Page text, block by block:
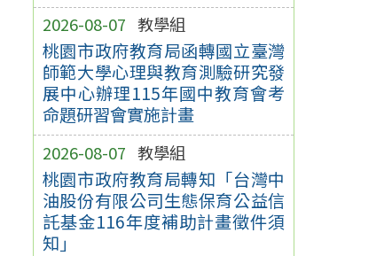
2026-08-07 教學組
桃園市政府教育局函轉國立臺灣
師範大學心理與教育測驗研究發
展中心辦理115年國中教育會考
命題研習會實施計畫
2026-08-07 教學組
桃園市政府教育局轉知「台灣中
油股份有限公司生態保育公益信
託基金116年度補助計畫徵件須
知」